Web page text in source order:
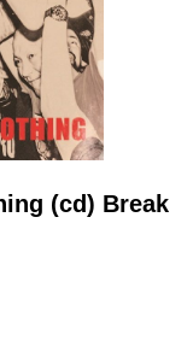
(cd) Break